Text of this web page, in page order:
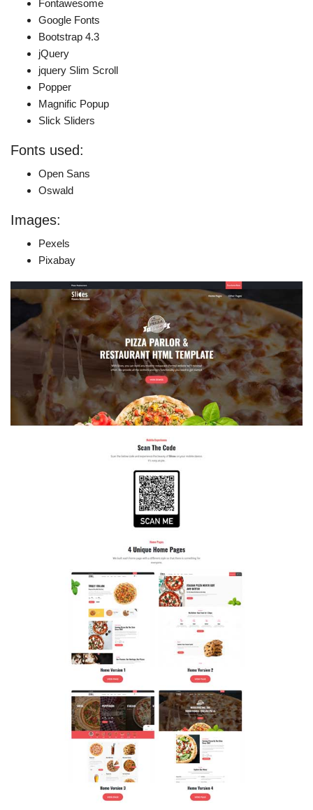
Fontawesome
Google Fonts
Bootstrap 4.3
jQuery
jquery Slim Scroll
Popper
Magnific Popup
Slick Sliders
Fonts used:
Open Sans
Oswald
Images:
Pexels
Pixabay